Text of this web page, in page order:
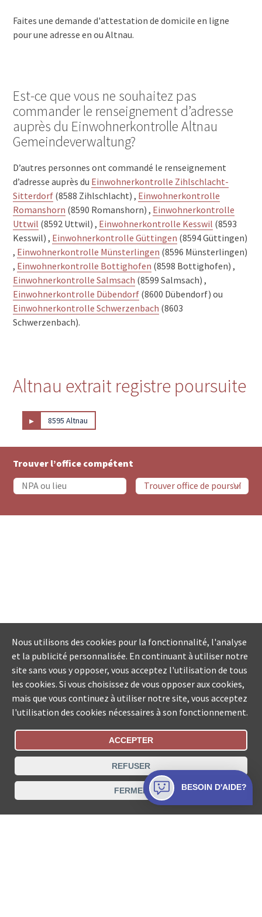
Faites une demande d'attestation de domicile en ligne
pour une adresse en ou Altnau.
Est-ce que vous ne souhaitez pas
commander le renseignement d’adresse
auprès du Einwohnerkontrolle Altnau
Gemeindeverwaltung?
D’autres personnes ont commandé le renseignement
d’adresse auprès du Einwohnerkontrolle Zihlschlacht-
Sitterdorf (8588 Zihlschlacht) , Einwohnerkontrolle
Romanshorn (8590 Romanshorn) , Einwohnerkontrolle
Uttwil (8592 Uttwil) , Einwohnerkontrolle Kesswil (8593
Kesswil) , Einwohnerkontrolle Güttingen (8594 Güttingen)
, Einwohnerkontrolle Münsterlingen (8596 Münsterlingen)
, Einwohnerkontrolle Bottighofen (8598 Bottighofen) ,
Einwohnerkontrolle Salmsach (8599 Salmsach) ,
Einwohnerkontrolle Dübendorf (8600 Dübendorf) ou
Einwohnerkontrolle Schwerzenbach (8603
Schwerzenbach).
Altnau extrait registre poursuite
▸ 8595 Altnau
Trouver l’office compétent
Statut De La Commande
Recherche des offices de Suisse
Protection des données Mentions légales
Conditions d’utilisation Contact
Nous utilisons des cookies pour la fonctionnalité, l'analyse
et la publicité personnalisée. En continuant à utiliser notre
site sans vous y opposer, vous acceptez l'utilisation de tous
les cookies. Si vous choisissez de vous opposer aux cookies,
mais que vous continuez à utiliser notre site, vous acceptez
l'utilisation des cookies nécessaires à son fonctionnement.
ACCEPTER
REFUSER
FERMER BESOIN D'AIDE?